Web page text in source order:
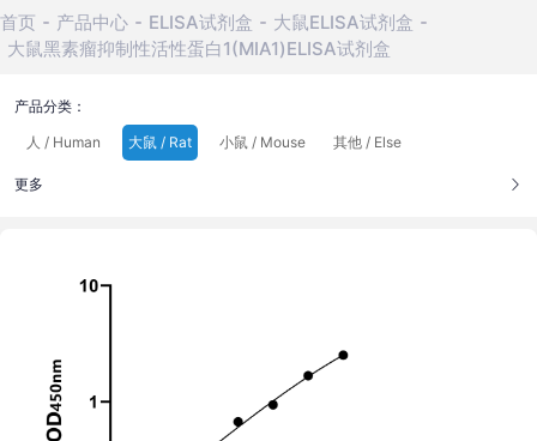
首页 产品中心 ELISA试剂盒
大鼠ELISA试剂盒
大鼠黑素瘤抑制性活性蛋白1(MIA1)ELISA试剂盒
产品分类：
人 / Human
大鼠 / Rat 小鼠 / Mouse 其他 / Else
更多